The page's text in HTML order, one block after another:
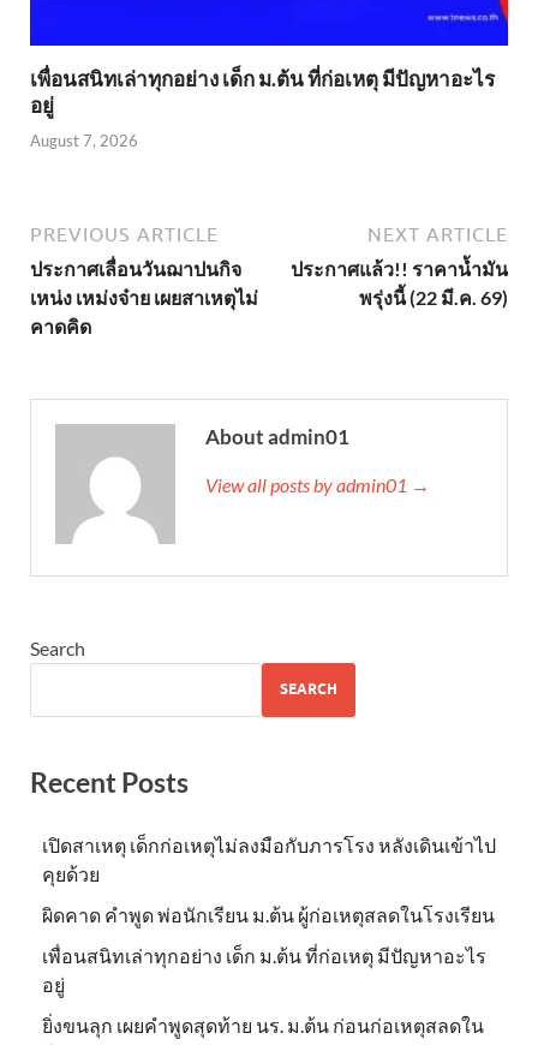
เพื่อนสนิทเล่าทุกอย่าง เด็ก ม.ต้น ที่ก่อเหตุ มีปัญหาอะไร
อยู่
August 7, 2026
PREVIOUS ARTICLE
ประกาศเลื่อนวันฌาปนกิจ
เหน่ง เหม่งจ๋าย เผยสาเหตุไม่
คาดคิด
NEXT ARTICLE
ประกาศแล้ว!! ราคาน้ำมัน
พรุ่งนี้ (22 มี.ค. 69)
About admin01
View all posts by admin01 →
Search
SEARCH
Recent Posts
เปิดสาเหตุ เด็กก่อเหตุไม่ลงมือกับภารโรง หลังเดินเข้าไป
คุยด้วย
ผิดคาด คำพูด พ่อนักเรียน ม.ต้น ผู้ก่อเหตุสลดในโรงเรียน
เพื่อนสนิทเล่าทุกอย่าง เด็ก ม.ต้น ที่ก่อเหตุ มีปัญหาอะไร
อยู่
ยิ่งขนลุก เผยคำพูดสุดท้าย นร. ม.ต้น ก่อนก่อเหตุสลดใน